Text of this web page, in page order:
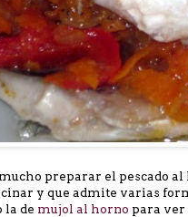
preparar el pescado
y que admite varias
la de mujol al horno para ver